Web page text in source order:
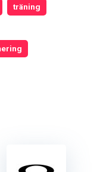
träning